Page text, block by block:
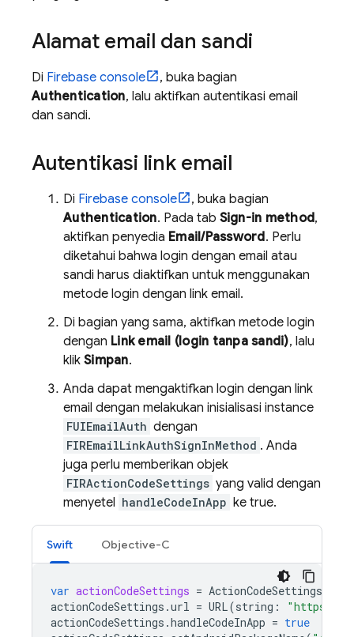
Alamat email dan sandi
Di Firebase console
, buka bagian
Authentication, lalu aktifkan autentikasi email
dan sandi.
Autentikasi link email
Di Firebase console
, buka bagian
Authentication. Pada tab Sign-in method,
aktifkan penyedia Email/Password. Perlu
diketahui bahwa login dengan email atau
sandi harus diaktifkan untuk menggunakan
metode login dengan link email.
Di bagian yang sama, aktifkan metode login
dengan Link email (login tanpa sandi), lalu
klik Simpan.
Anda dapat mengaktifkan login dengan link
email dengan melakukan inisialisasi instance
FUIEmailAuth dengan
FIREmailLinkAuthSignInMethod . Anda
juga perlu memberikan objek
FIRActionCodeSettings yang valid dengan
menyetel handleCodeInApp ke true.
Swift Objective-C
var actionCodeSettings = ActionCodeSettings
actionCodeSettings .url = URL(string :
"https://
actionCodeSettings .handleCodeInApp = true